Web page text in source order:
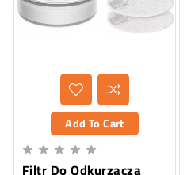
Add To Cart
    
Filtr Do Odkurzacza